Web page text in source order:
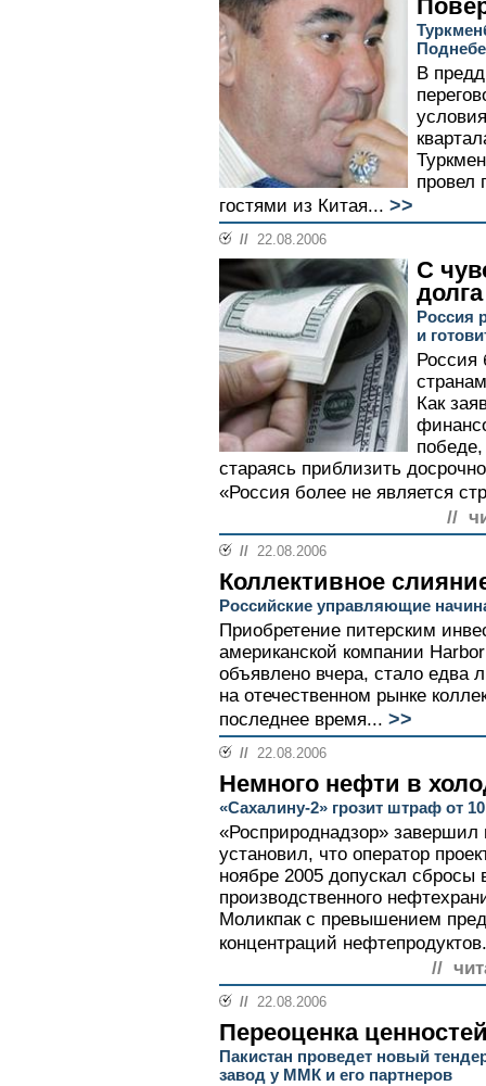
В
провел
гостями из Китая... >>
// 22.08.2006
С
долга
Россия
и
Россия
Как
стараясь приблизить
«Россия более не является
//
// 22.08.2006
Коллективное
Российские управляющие
Приобретение питерским
американской компании
объявлено вчера, стало
на отечественном рынке
последнее время... >>
// 22.08.2006
Немного нефти в
«Сахалину-2» грозит штраф от
«Росприроднадзор» завершил
установил, что оператор
ноябре 2005 допускал сбросы
производственного
Моликпак с превышением
концентраций
//
// 22.08.2006
Переоценка
Пакистан проведет новый
завод у ММК и его партнеров